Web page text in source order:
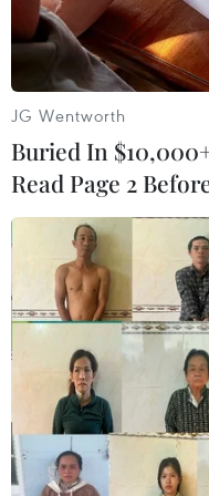
Khách hàng TPBank
Ngân hàng
(TPBank) liên kết
visa dùng iPhone,
trực tiếp khi mua
cho thẻ vật lý của
JG Wentworth
Buried In
Read Page 2